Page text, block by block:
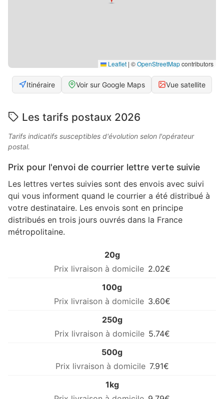
Leaflet | ©OpenStreetMapcontributors
Itinéraire Voir sur Google Maps Vue satellite
Les tarifs postaux 2026
Tarifs indicatifs susceptibles d'évolution selon l'opérateur
postal.
Prix pour l'envoi de courrier lettre verte suivie
Les lettres vertes suivies sont des envois avec suivi
qui vous informent quand le courrier a été distribué à
votre destinataire. Les envois sont en principe
distribués en trois jours ouvrés dans la France
métropolitaine.
20g
2.02€
100g
3.60€
250g
5.74€
500g
7.91€
1kg